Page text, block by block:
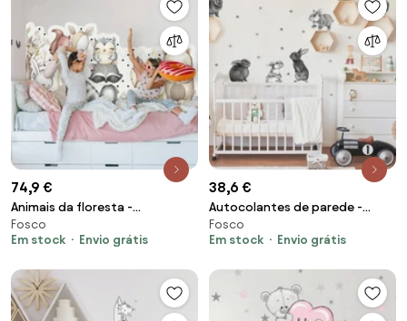
74,9 €
Animais da floresta -
autocolantes para cima da
cama
Fosco
Em stock
Envio grátis
38,6 €
Autocolantes de parede -
Coelhinhos cinzentos para
quarte de criança
Fosco
Em stock
Envio grátis